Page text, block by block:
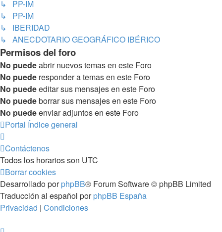
↳ PP-IM
↳ PP-IM
↳ IBERIDAD
↳ ANECDOTARIO GEOGRÁFICO IBÉRICO
Permisos del foro
No puedeabrir nuevos temas en este Foro
No puede responder a temas en este Foro
No puedeeditar sus mensajes en este Foro
No puedeborrar sus mensajes en este Foro
No puedeenviar adjuntos en este Foro
Portal Índice general
Contáctenos
Todos los horarios son UTC
Borrar cookies
Desarrollado porphpBB® Forum Software © phpBB Limited
Traducción al español porphpBB España
Privacidad | Condiciones